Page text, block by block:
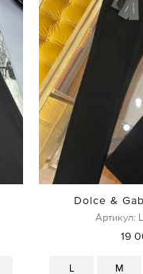
Dolce &
Артикул:
19
L M